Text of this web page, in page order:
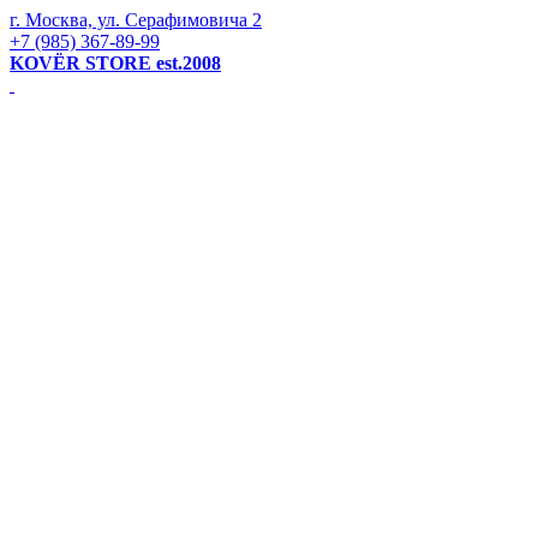
г. Москва, ул. Серафимовича 2
+7 (985) 367-89-99
KOVЁR STORE est.2008